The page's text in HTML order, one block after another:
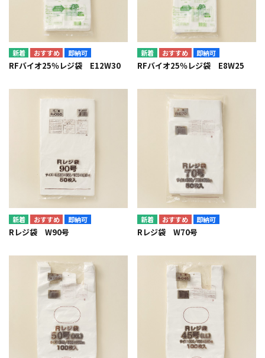
即納可
RFバイオ25％レジ袋 E12W30
即納可
RFバイオ25％レジ袋 E8W25
即納可
Rレジ袋 W90号
即納可
Rレジ袋 W70号